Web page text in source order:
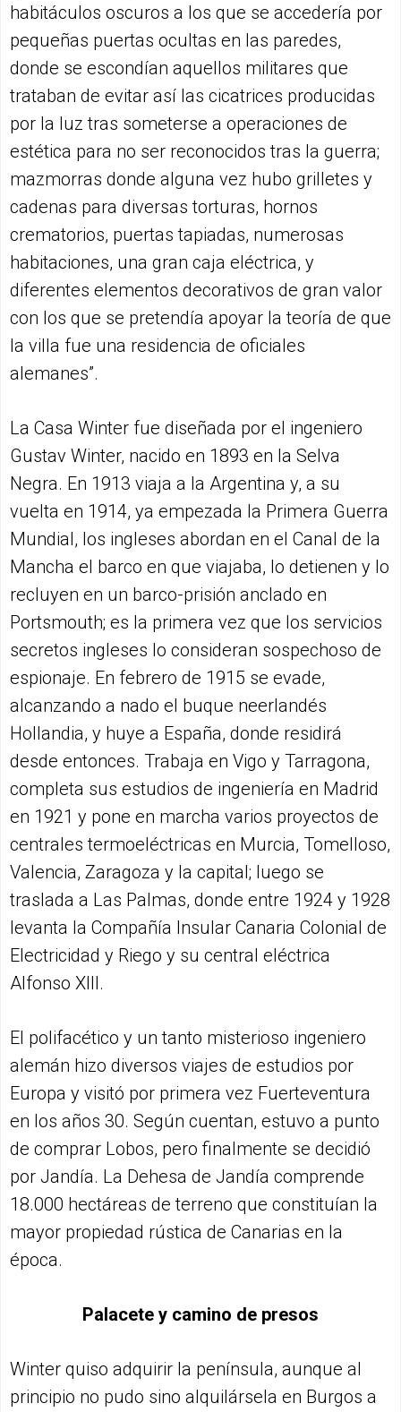
habitáculos oscuros a los que se accedería por
pequeñas puertas ocultas en las paredes,
donde se escondían aquellos militares que
trataban de evitar así las cicatrices producidas
por la luz tras someterse a operaciones de
estética para no ser reconocidos tras la guerra;
mazmorras donde alguna vez hubo grilletes y
cadenas para diversas torturas, hornos
crematorios, puertas tapiadas, numerosas
habitaciones, una gran caja eléctrica, y
diferentes elementos decorativos de gran valor
con los que se pretendía apoyar la teoría de que
la villa fue una residencia de oficiales
alemanes”.
La Casa Winter fue diseñada por el ingeniero
Gustav Winter, nacido en 1893 en la Selva
Negra. En 1913 viaja a la Argentina y, a su
vuelta en 1914, ya empezada la Primera Guerra
Mundial, los ingleses abordan en el Canal de la
Mancha el barco en que viajaba, lo detienen y lo
recluyen en un barco-prisión anclado en
Portsmouth; es la primera vez que los servicios
secretos ingleses lo consideran sospechoso de
espionaje. En febrero de 1915 se evade,
alcanzando a nado el buque neerlandés
Hollandia, y huye a España, donde residirá
desde entonces. Trabaja en Vigo y Tarragona,
completa sus estudios de ingeniería en Madrid
en 1921 y pone en marcha varios proyectos de
centrales termoeléctricas en Murcia, Tomelloso,
Valencia, Zaragoza y la capital; luego se
traslada a Las Palmas, donde entre 1924 y 1928
levanta la Compañía Insular Canaria Colonial de
Electricidad y Riego y su central eléctrica
Alfonso XIII.
El polifacético y un tanto misterioso ingeniero
alemán hizo diversos viajes de estudios por
Europa y visitó por primera vez Fuerteventura
en los años 30. Según cuentan, estuvo a punto
de comprar Lobos, pero finalmente se decidió
por Jandía. La Dehesa de Jandía comprende
18.000 hectáreas de terreno que constituían la
mayor propiedad rústica de Canarias en la
época.
Palacete y camino de presos
Winter quiso adquirir la península, aunque al
principio no pudo sino alquilársela en Burgos a